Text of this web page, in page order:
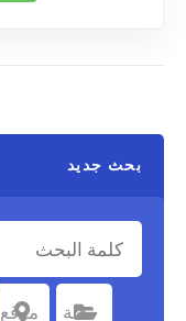
بحث جديد
فئة
اختر الفئة موقع
اختر موقعا